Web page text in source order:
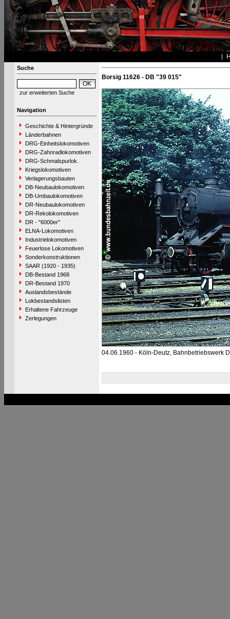
Suche
zur erweiterten Suche
Navigation
Geschichte & Hintergründe
Länderbahnen
DRG-Einheitslokomotiven
DRG-Zahnradlokomotiven
DRG-Schmalspurlok.
Kriegslokomotiven
Verlagerungsbauten
DB-Neubaulokomotiven
DB-Umbaulokomotiven
DR-Neubaulokomotiven
DR-Rekolokomotiven
DR - "6000er"
ELNA-Lokomotiven
Industrielokomotiven
Feuerlose Lokomotiven
Sonderkonstruktionen
SAAR (1920 - 1935)
DB-Bestand 1968
DR-Bestand 1970
Auslandsbestände
Lokbestandslisten
Erhaltene Fahrzeuge
Zerlegungen
Borsig 11626 - DB "39 015"
04.06.1960 - Köln-Deutz, Bahnbetriebswerk